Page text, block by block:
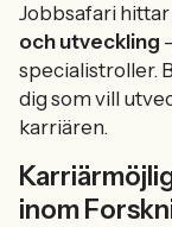
Jobbsafari hittar
och utveckling
specialistroller.
dig som vill
karriären.
inom